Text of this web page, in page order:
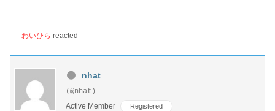
わいひら reacted
nhat
(@nhat)
Active Member
Registered